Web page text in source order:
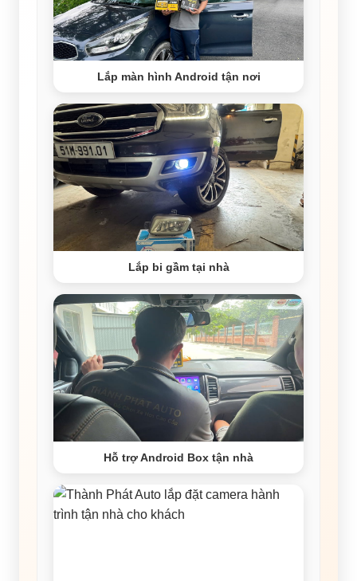
Lắp màn hình Android tận nơi
Lắp bi gầm tại nhà
Hỗ trợ Android Box tận nhà